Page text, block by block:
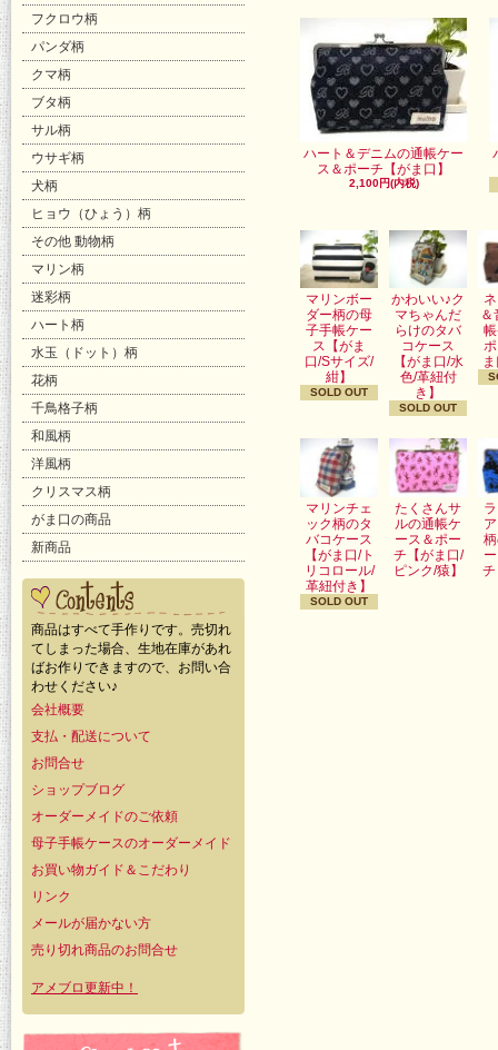
フクロウ柄
パンダ柄
クマ柄
ブタ柄
サル柄
ウサギ柄
犬柄
ヒョウ（ひょう）柄
その他 動物柄
マリン柄
迷彩柄
ハート柄
水玉（ドット）柄
花柄
千鳥格子柄
和風柄
洋風柄
クリスマス柄
がま口の商品
新商品
商品はすべて手作りです。売切れ
てしまった場合、生地在庫があれ
ばお作りできますので、お問い合
わせください♪
会社概要
支払・配送について
お問合せ
ショップブログ
オーダーメイドのご依頼
母子手帳ケースのオーダーメイド
お買い物ガイド＆こだわり
リンク
メールが届かない方
売り切れ商品のお問合せ
アメブロ更新中！
ハート＆デニムの通帳ケー
ス＆ポーチ【がま口】
2,100円(内税)
マリンボー
ダー柄の母
子手帳ケー
ス【がま
口/Sサイズ/
紺】
SOLD OUT
かわいい♪ク
マちゃんだ
らけのタバ
コケース
【がま口/水
色/革紐付
き】
SOLD OUT
＆
マリンチェ
ック柄のタ
バコケース
【がま口/ト
リコロール/
革紐付き】
SOLD OUT
たくさんサ
ルの通帳ケ
ース＆ポー
チ【がま口/
ピンク/猿】
チ